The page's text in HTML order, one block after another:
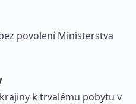
povolení Ministerstva
k trvalému pobytu v